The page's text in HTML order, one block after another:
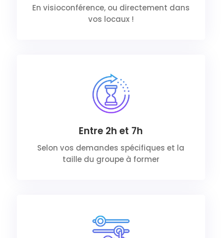
En visioconférence, ou directement dans
vos locaux !
Entre 2h et 7h
Selon vos demandes spécifiques et la
taille du groupe à former